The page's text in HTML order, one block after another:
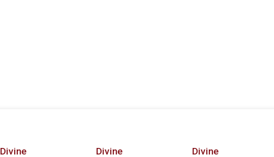
Divine
Divine
Divine